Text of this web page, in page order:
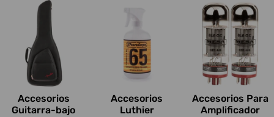
Accesorios
Guitarra-bajo
Accesorios
Luthier
Accesorios Para
Amplificador